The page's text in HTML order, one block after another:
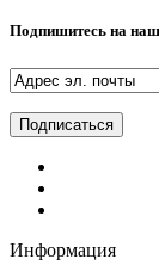
Подпишитесь на
Информация